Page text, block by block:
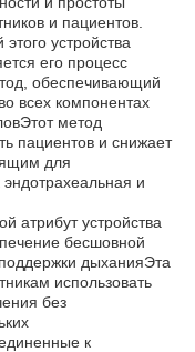
и пациентов.
устройства
его процесс
обеспечивающий
всех компонентах
метод
пациентов и снижает
для
и
атрибут устройства
бесшовной
дыханияЭта
использовать
без
к